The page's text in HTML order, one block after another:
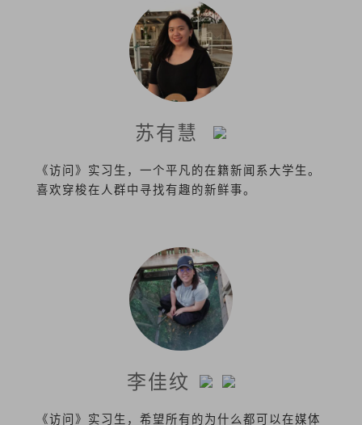
苏有慧
《访问》实习生，一个平凡的在籍新闻系大学生。
喜欢穿梭在人群中寻找有趣的新鲜事。
李佳纹
《访问》实习生，希望所有的为什么都可以在媒体